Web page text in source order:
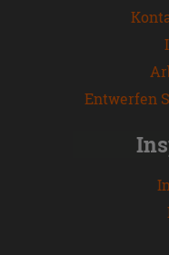
Entwerfen